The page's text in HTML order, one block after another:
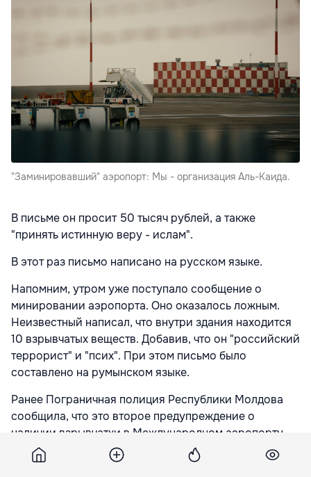
"Заминировавший" аэропорт: Мы - организация Аль-Каида.
В письме он просит 50 тысяч рублей, а также
"принять истинную веру - ислам".
В этот раз письмо написано на русском языке.
Напомним, утром уже поступало сообщение о
минировании аэропорта. Оно оказалось ложным.
Неизвестный написал, что внутри здания находится
10 взрывчатых веществ. Добавив, что он "российский
террорист" и "псих". При этом письмо было
составлено на румынском языке.
Ранее Пограничная полиция Республики Молдова
сообщила, что это второе предупреждение о
наличии взрывчатки в Международном аэропорту
Кишинева, полученное сегодня в течение дня.
Персонал и пассажиров эвакуировали.